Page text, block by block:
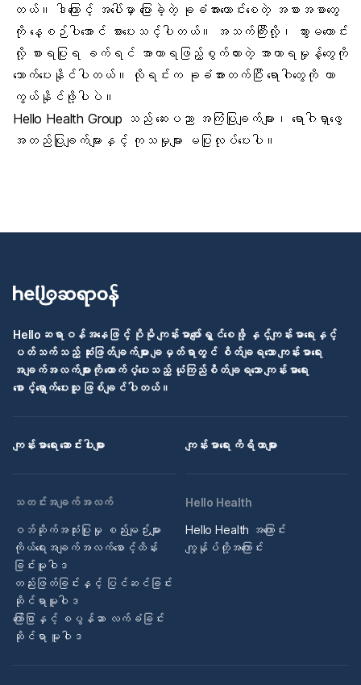
တယ်။ ဒါကြောင့် အပေါ်မှာ ပြောခဲ့တဲ့ ခုခံအားကောင်းစေတဲ့ အစားအစာတွေ
ကို နေ့စဉ်ပါအောင် စားပေးသင့်ပါတယ်။ အသက်ကြီးလို့၊ သွားမကောင်း
လို့ စားရပြုရ ခက်ရင် အာဟာရဖြည့်စွက်ထားတဲ့ အာဟာရမှုန့်တွေကို
သောက်ပေးနိုင်ပါတယ်။ လိုရင်းက ခုခံအားတက်ပြီး ရောဂါတွေကို ကာ
ကွယ်နိုင်ဖို့ပါပဲ။
Hello Health Group သည် ဆေးပညာ အကြံပြုချက်များ၊ ရောဂါရှာဖွေ
အတည်ပြုချက်များနှင့် ကုသမှုများ မပြုလုပ်ပေးပါ။
Helloဆရာဝန်အနေဖြင့် ပိုမို ကျန်းမာပျော်ရွှင်စေဖို့ နှင့်ကျန်းမာရေးနှင့်
ပတ်သက်သည့် ဆုံးဖြတ်ချက်များ ချမှတ်ရာတွင် စိတ်ချရသော ကျန်းမာရေး
အချက်အလက်များကို ထောက်ပံ့ပေးသည့် ယုံကြည်စိတ်ချရသော ကျန်းမာရေး
စောင့်ရှောက်ပေးသူ ဖြစ်ချင်ပါတယ်။
ကျန်းမာရေး ဆောင်းပါးများ ကျန်းမာရေး ကိရိယာများ
သတင်းအချက်အလက်
ဝဘ်ဆိုက်အသုံးပြုမှု စည်းမျဉ်းများ
ကိုယ်ရေးအချက်အလက်စောင့်ထိန်း
ခြင်းမူဝါဒ
တည်းဖြတ်ခြင်းနှင့် ပြင်ဆင်ခြင်း
ဆိုင်ရာမူဝါဒ
ကြော်ငြာနှင့် စပွန်ဆာ လက်ခံခြင်း
ဆိုင်ရာ မူဝါဒ
Hello Health
Hello Health အကြောင်း
ကျွန်ုပ်တို့အကြောင်း